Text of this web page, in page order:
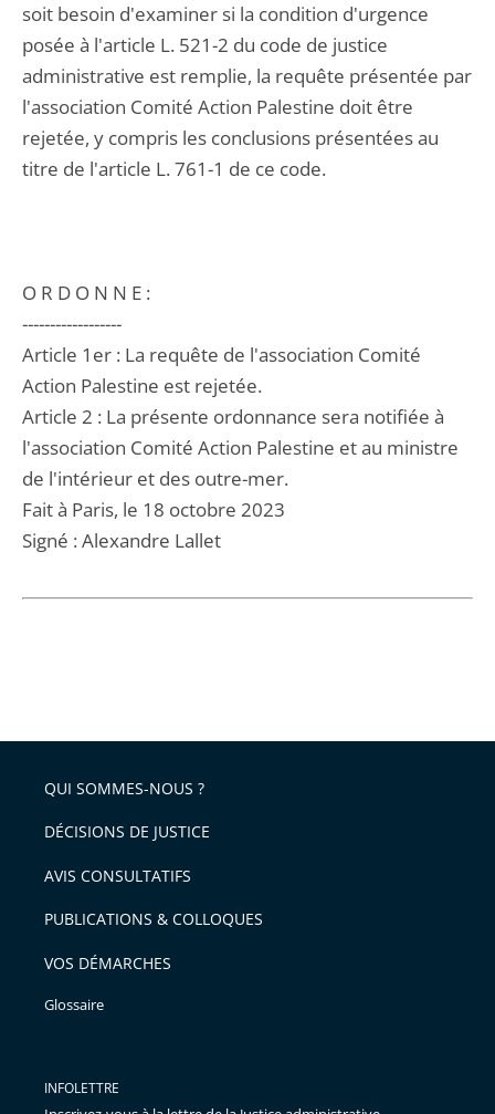
soit besoin d'examiner si la condition d'urgence
posée à l'article L. 521-2 du code de justice
administrative est remplie, la requête présentée par
l'association Comité Action Palestine doit être
rejetée, y compris les conclusions présentées au
titre de l'article L. 761-1 de ce code.
O R D O N N E :
------------------
Article 1er : La requête de l'association Comité
Action Palestine est rejetée.
Article 2 : La présente ordonnance sera notifiée à
l'association Comité Action Palestine et au ministre
de l'intérieur et des outre-mer.
Fait à Paris, le 18 octobre 2023
Signé : Alexandre Lallet
QUI SOMMES-NOUS ?
DÉCISIONS DE JUSTICE
AVIS CONSULTATIFS
PUBLICATIONS & COLLOQUES
VOS DÉMARCHES
Glossaire
INFOLETTRE